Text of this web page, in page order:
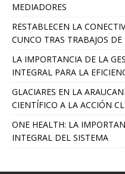
MEDIADORES
RESTABLECEN LA
CUNCO TRAS TRABAJOS DE
LA IMPORTANCIA DE LA
INTEGRAL PARA LA
GLACIARES EN LA
CIENTÍFICO A LA ACCIÓN
ONE HEALTH: LA
INTEGRAL DEL SISTEMA